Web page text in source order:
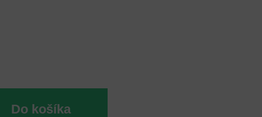
Do košíka